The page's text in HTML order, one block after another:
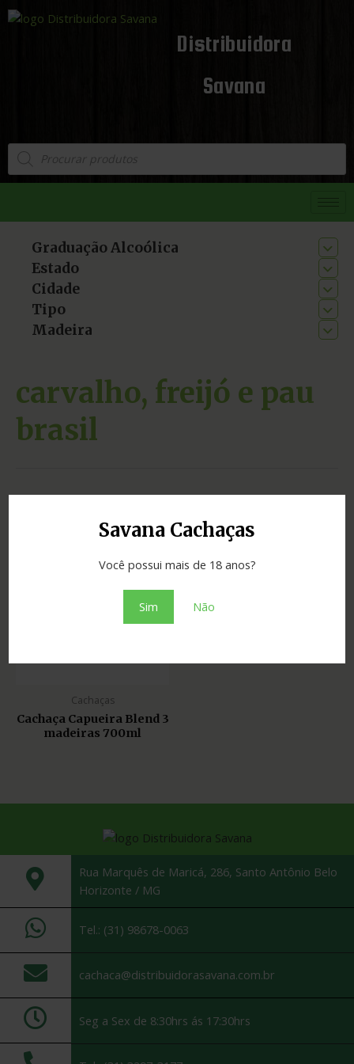
Savana Cachaças
Você possui mais de 18 anos?
Sim Não
Distribuidora
Savana
Graduação Alcoólica
Estado
Cidade
Tipo
Madeira
carvalho, freijó e pau
brasil
Cachaças
Cachaça Capueira Blend 3
madeiras 700ml
Rua Marquês de Maricá, 286, Santo Antônio Belo
Horizonte / MG
Tel.: (31) 98678-0063
cachaca@distribuidorasavana.com.br
Seg a Sex de 8:30hrs ás 17:30hrs